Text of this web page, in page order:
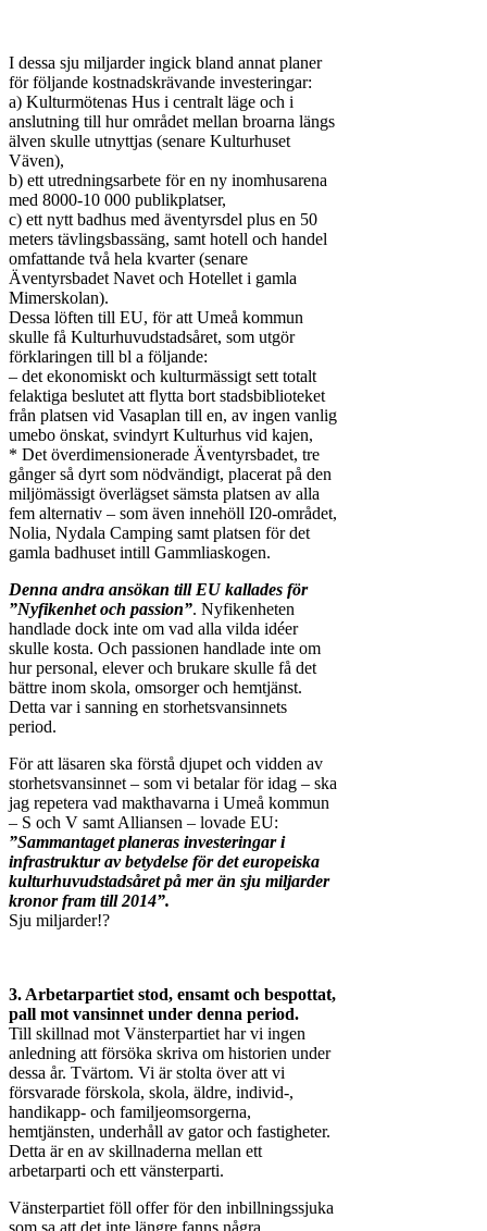
I dessa sju miljarder ingick bland annat planer
för följande kostnadskrävande investeringar:
a) Kulturmötenas Hus i centralt läge och i
anslutning till hur området mellan broarna längs
älven skulle utnyttjas (senare Kulturhuset
Väven),
b) ett utredningsarbete för en ny inomhusarena
med 8000-10 000 publikplatser,
c) ett nytt badhus med äventyrsdel plus en 50
meters tävlingsbassäng, samt hotell och handel
omfattande två hela kvarter (senare
Äventyrsbadet Navet och Hotellet i gamla
Mimerskolan).
Dessa löften till EU, för att Umeå kommun
skulle få Kulturhuvudstadsåret, som utgör
förklaringen till bl a följande:
– det ekonomiskt och kulturmässigt sett totalt
felaktiga beslutet att flytta bort stadsbiblioteket
från platsen vid Vasaplan till en, av ingen vanlig
umebo önskat, svindyrt Kulturhus vid kajen,
* Det överdimensionerade Äventyrsbadet, tre
gånger så dyrt som nödvändigt, placerat på den
miljömässigt överlägset sämsta platsen av alla
fem alternativ – som även innehöll I20-området,
Nolia, Nydala Camping samt platsen för det
gamla badhuset intill Gammliaskogen.
Denna andra ansökan till EU kallades för
”Nyfikenhet och passion”. Nyfikenheten
handlade dock inte om vad alla vilda idéer
skulle kosta. Och passionen handlade inte om
hur personal, elever och brukare skulle få det
bättre inom skola, omsorger och hemtjänst.
Detta var i sanning en storhetsvansinnets
period.
För att läsaren ska förstå djupet och vidden av
storhetsvansinnet – som vi betalar för idag – ska
jag repetera vad makthavarna i Umeå kommun
– S och V samt Alliansen – lovade EU:
”Sammantaget planeras investeringar i
infrastruktur av betydelse för det europeiska
kulturhuvudstadsåret på mer än sju miljarder
kronor fram till 2014”.
Sju miljarder!?
3. Arbetarpartiet stod, ensamt och bespottat,
pall mot vansinnet under denna period.
Till skillnad mot Vänsterpartiet har vi ingen
anledning att försöka skriva om historien under
dessa år. Tvärtom. Vi är stolta över att vi
försvarade förskola, skola, äldre, individ-,
handikapp- och familjeomsorgerna,
hemtjänsten, underhåll av gator och fastigheter.
Detta är en av skillnaderna mellan ett
arbetarparti och ett vänsterparti.
Vänsterpartiet föll offer för den inbillningssjuka